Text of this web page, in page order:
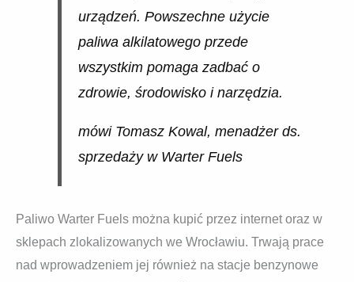
urządzeń. Powszechne użycie
paliwa alkilatowego przede
wszystkim pomaga zadbać o
zdrowie, środowisko i narzędzia.
mówi Tomasz Kowal, menadżer ds.
sprzedaży w Warter Fuels
Paliwo Warter Fuels można kupić przez internet oraz w
sklepach zlokalizowanych we Wrocławiu. Trwają prace
nad wprowadzeniem jej również na stacje benzynowe